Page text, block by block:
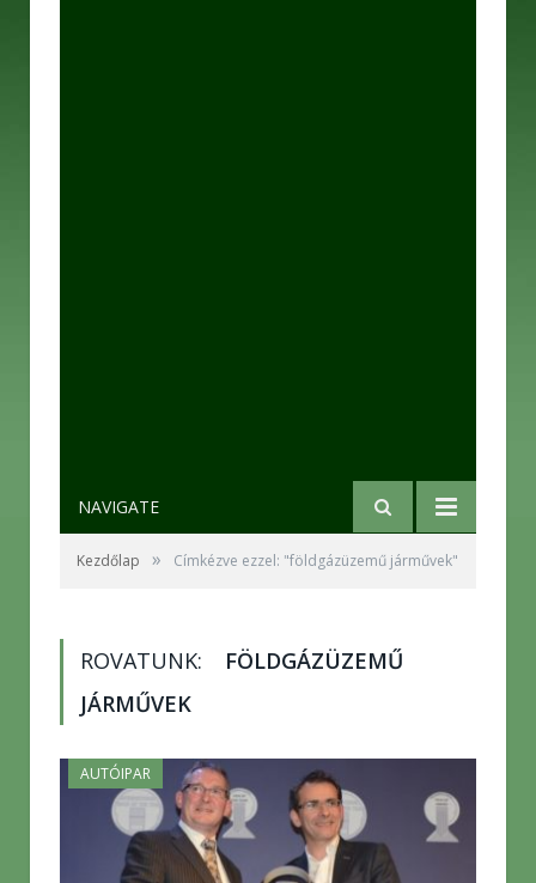
NAVIGATE
Kezdőlap » Címkézve ezzel: "földgázüzemű járművek"
ROVATUNK:
FÖLDGÁZÜZEMŰ
JÁRMŰVEK
AUTÓIPAR